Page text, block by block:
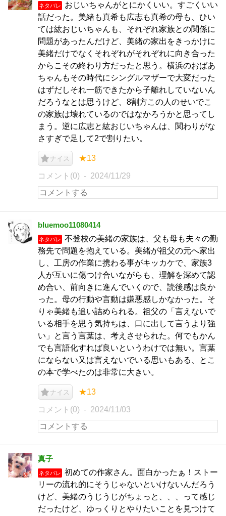
ネタバレ
おじいちゃんがとにかくいい。すごくいい
話だった。美緒も真希も広志も真希の母も、ひい
ては紘おじいちゃんも、それぞれ家族との関係に
問題があったんだけど、美緒の家出をきっかけに
美緒だけでなくそれぞれがそれぞれに向き合った
からこその終わり方だったと思う。横浜のおばあ
ちゃんもその時代にシングルマザーで大変だった
はずだしそれ一筋できたから子離れしていないん
だろうなとは思うけど、8割方この人のせいでこ
の家族は壊れているのではなかろうかと思ってし
まう。逆に広志と紘おじいちゃんは、関わりがな
さすぎで足して2で割りたい。
ナイス ★13
コメント(0) 2024/11/29
bluemoo11080414
ネタバレ
不登校の美緒の家族は、父も母も夫々の勤
務先で問題を抱えている。美緒が祖父の元へ家出
し、工房の作業に携わる事がキッカケで、家族3
人が互いに傷つけ合いながらも、理解を深めて認
め合い、前向きに進んでいくので、読後感は良か
った。母の行動や言動は嫌悪感しかなかった。そ
りゃ美緒も追い詰められる。祖父の「言えないで
いる相手を思う気持ちは、口に出して言うより強
い」と言う言葉は、考えさせられた。何でもかん
でも言語化すれば良いというわけでは無い。言葉
にならない又は言えないでいる思いもある、とこ
の本で学べたのは非常に大きい。
ナイス ★13
コメント(0) 2024/11/03
真子
ネタバレ
初めての作家さん。面白かったぁ！ストー
リーの流れ的にそうじゃないといけないんだろう
けど、美緒のうじうじがちょっと、、、って感じ
だったけど、ゆっくりとやりたいことを見つけて